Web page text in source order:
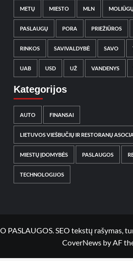
METŲ MIESTO MLN
PASLAUGŲ PORA PRIEŽIŪROS
RINKOS SAVIVALDYBĖ SAVO
UAB USD UŽ VANDENYS
Kategorijos
AUTO FINANSAI
LIETUVOS VIEŠBUČIŲ IR RESTORANŲ
MIESTŲ ĮDOMYBĖS PASLAUGOS
TECHNOLOGIJOS
SEO tekstų rašymas,
CoverNewsby AF